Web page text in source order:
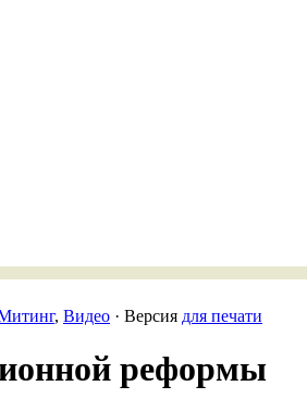
, Видео · Версия для печати
реформы